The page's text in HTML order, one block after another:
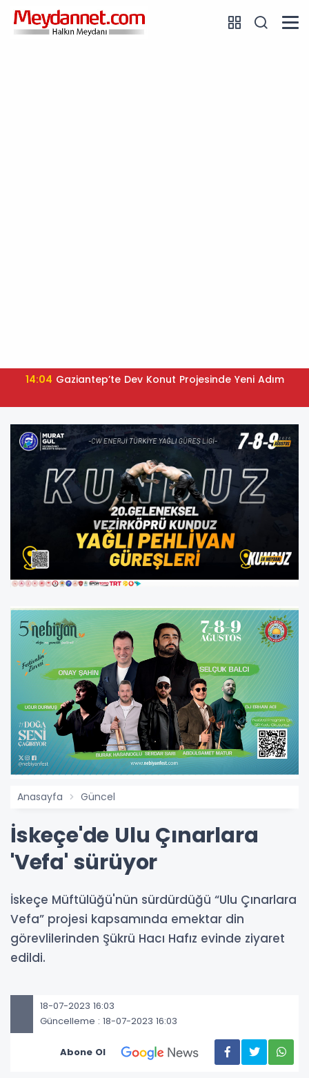
14:04 Gaziantep’te Dev Konut Projesinde Yeni Adım
Anasayfa Güncel
İskeçe'de Ulu Çınarlara
'Vefa' sürüyor
İskeçe Müftülüğü'nün sürdürdüğü “Ulu Çınarlara
Vefa” projesi kapsamında emektar din
görevlilerinden Şükrü Hacı Hafız evinde ziyaret
edildi.
18-07-2023 16:03
Güncelleme : 18-07-2023 16:03
Abone Ol